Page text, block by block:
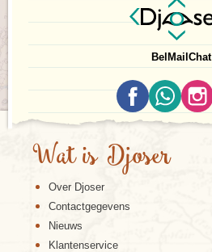
BelMailChat
Wat is Djoser
Over Djoser
Contactgegevens
Nieuws
Klantenservice